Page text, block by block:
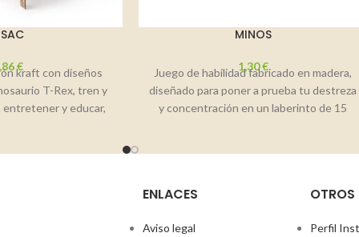
€
kraft con diseños
T-Rex, tren y
y educar,
MINOS
1,30€
Juego de habilidad fabricado en madera,
diseñado para poner a prueba tu destreza
y concentración en un laberinto de 15
ENLACES
Aviso legal
OTROS
Perfil